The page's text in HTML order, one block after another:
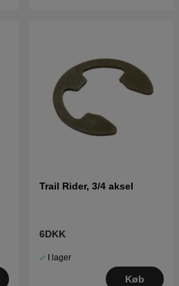
Trail Rider, 3/4 aksel
6DKK
I lager
Køb